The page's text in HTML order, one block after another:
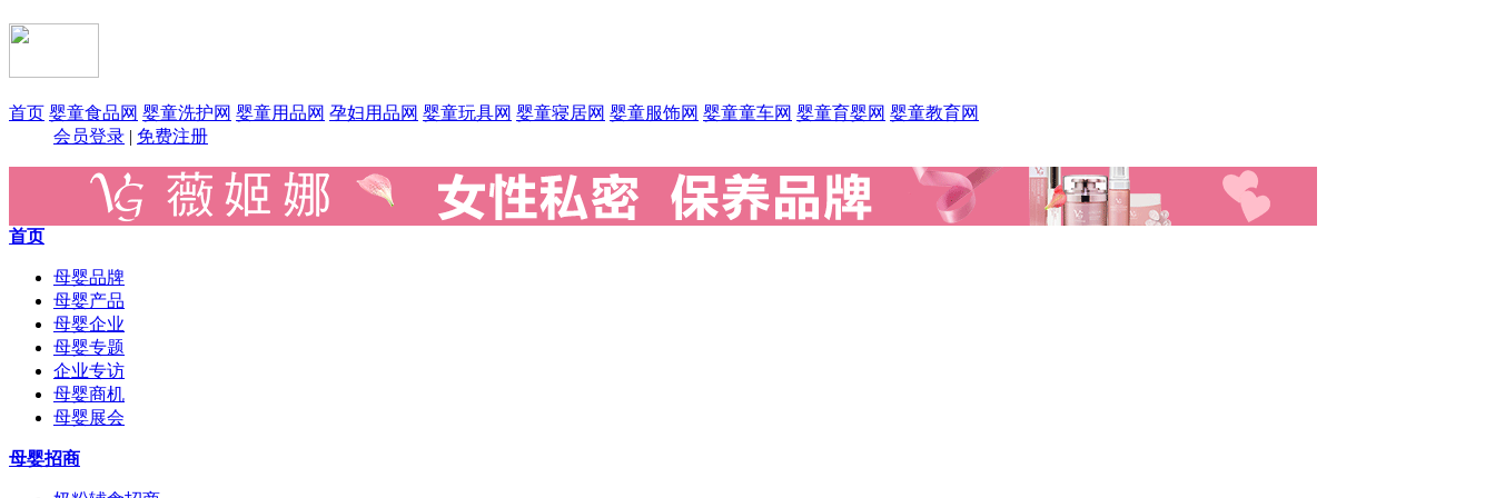
首页 婴童食品网 婴童洗护网 婴童用品网 孕妇用品网 婴童玩具网 婴童寝居网 婴童服饰网 婴童童车网 婴童育婴网 婴童教育网
会员登录 | 免费注册
首页
母婴品牌
母婴产品
母婴企业
母婴专题
企业专访
母婴商机
母婴展会
母婴招商